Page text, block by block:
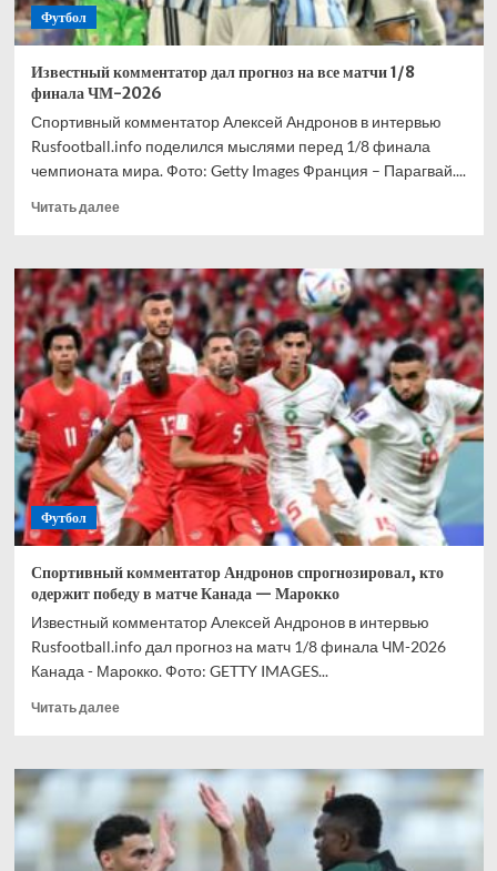
Футбол
Известный комментатор дал прогноз на все матчи 1/8
финала ЧМ-2026
Спортивный комментатор Алексей Андронов в интервью
Rusfootball.info поделился мыслями перед 1/8 финала
чемпионата мира. Фото: Getty Images Франция – Парагвай....
Читать далееПрочитать
Известный
комментатор
дал
прогноз
на
все
матчи
1/8
финала
ЧМ-2026
Футбол
Спортивный комментатор Андронов спрогнозировал, кто
одержит победу в матче Канада — Марокко
Известный комментатор Алексей Андронов в интервью
Rusfootball.info дал прогноз на матч 1/8 финала ЧМ-2026
Канада - Марокко. Фото: GETTY IMAGES...
Читать далееПрочитать
Спортивный
комментатор
Андронов
спрогнозировал,
кто